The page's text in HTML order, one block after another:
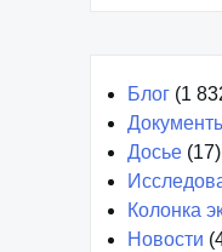
Блог (1
Досье (17)
Колонка
Новости